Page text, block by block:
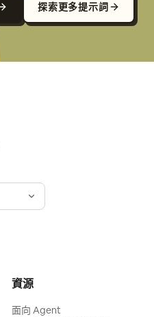
探索更多提示詞
資源
面向 Agent